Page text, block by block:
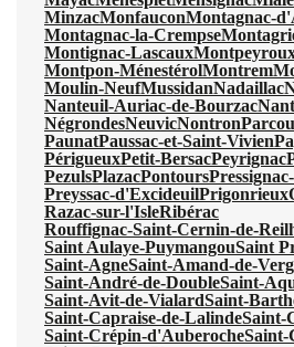
MinzacMonfauconMontagnac-
Montagnac-la-Crempse
Montignac-Lascaux
Montpon-MénestérolMontrem
Moulin-NeufMussidanNadaillac
Nanteuil-Auriac-de-Bourzac
NégrondesNeuvicNontron
PaunatPaussac-et-Saint-Vivien
PérigueuxPetit-BersacPeyrignac
PezulsPlazacPontours
Preyssac-d'ExcideuilPrigonrieux
Razac-sur-l'IsleRibérac
Rouffignac-Saint-Cernin-de-
Saint Aulaye-PuymangouSaint
Saint-AgneSaint-Amand-de-
Saint-André-de-DoubleSaint-
Saint-Avit-de-VialardSaint-
Saint-Capraise-de-LalindeSaint-
Saint-Crépin-d'AuberocheSaint-